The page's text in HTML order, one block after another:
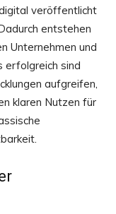
veröffentlicht
entstehen
Unternehmen und
erfolgreich sind
aufgreifen,
klaren Nutzen für